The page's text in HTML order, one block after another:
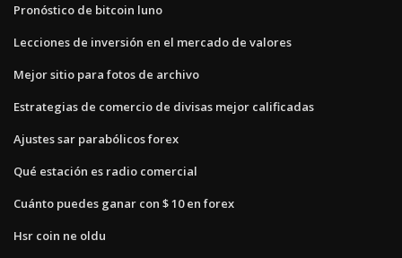
Pronóstico de bitcoin luno
Lecciones de inversión en el mercado de valores
Mejor sitio para fotos de archivo
Estrategias de comercio de divisas mejor calificadas
Ajustes sar parabólicos forex
Qué estación es radio comercial
Cuánto puedes ganar con $ 10 en forex
Hsr coin ne oldu